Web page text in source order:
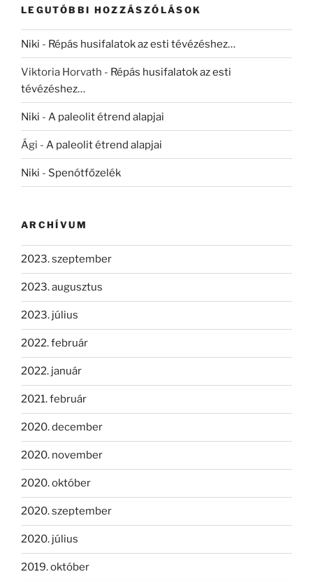
LEGUTÓBBI HOZZÁSZÓLÁSOK
Niki - Répás husifalatok az esti tévézéshez…
Viktoria Horvath - Répás husifalatok az esti
tévézéshez…
Niki - A paleolit étrend alapjai
Ági - A paleolit étrend alapjai
Niki - Spenótfőzelék
ARCHÍVUM
2023. szeptember
2023. augusztus
2023. július
2022. február
2022. január
2021. február
2020. december
2020. november
2020. október
2020. szeptember
2020. július
2019. október